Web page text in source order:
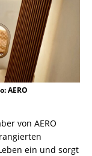
AERO
von AERO
ein und sorgt